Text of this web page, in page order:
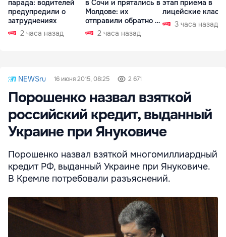
парада: водителей
предупредили о
затруднениях
2 часа назад
в Сочи и прятались в
Молдове: их
отправили обратно в
РФ 2 часа назад
этап приема в
лицейские
3 часа назад
NEWSru 16 июня 2015, 08:25 2 671
Порошенко назвал взяткой
российский кредит, выданный
Украине при Януковиче
Порошенко назвал взяткой многомиллиардный
кредит РФ, выданный Украине при Януковиче.
В Кремле потребовали разъяснений.